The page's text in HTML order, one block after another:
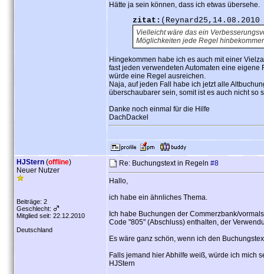
Hätte ja sein können, dass ich etwas übersehe.
zitat:
Vielleicht wäre das ein
Möglichkeiten jede Regel
Hingekommen habe ich es auch mit einer
fast jeden verwendeten Automaten eine
würde eine Regel ausreichen.
Naja, auf jeden Fall habe ich jetzt alle
überschaubarer sein, somit ist es auch nicht
Danke noch einmal für die Hilfe
DachDackel
HJStern (offline)
Neuer Nutzer
Beiträge: 2
Geschlecht:
Mitglied seit: 22.12.2010
Deutschland
Re: Buchungstext in Regeln #8
Hallo,
ich habe ein ähnliches Thema.
Ich habe Buchungen der Commerzbank/
Code "805" (Abschluss) enthalten, der
Es wäre ganz schön, wenn ich den
Falls jemand hier Abhilfe weiß, würde ich mich
HJStern